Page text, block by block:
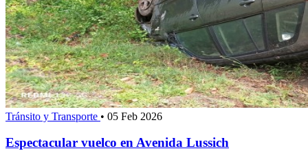
Tránsito y Transporte • 05 Feb 2026
Espectacular vuelco en Avenida Lussich